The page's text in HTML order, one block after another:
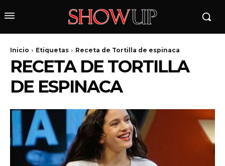
Inicio Etiquetas Receta de Tortilla de espinaca
RECETA DE TORTILLA
DE ESPINACA